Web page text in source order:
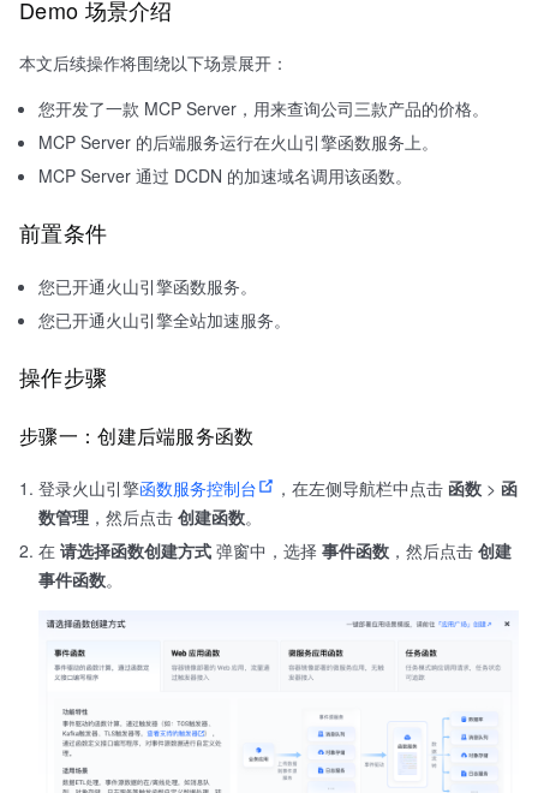
Demo 场景介绍
本文后续操作将围绕以下场景展开：
您开发了一款 MCP Server，用来查询公司三款产品的价格。
MCP Server 的后端服务运行在火山引擎函数服务上。
MCP Server 通过 DCDN 的加速域名调用该函数。
前置条件
您已开通火山引擎函数服务。
您已开通火山引擎全站加速服务。
操作步骤
步骤一：创建后端服务函数
登录火山引擎函数服务控制台 ，在左侧导航栏中点击 函数 > 函
数管理 ，然后点击 创建函数。
在 请选择函数创建方式 弹窗中，选择 事件函数 ，然后点击 创建
事件函数。